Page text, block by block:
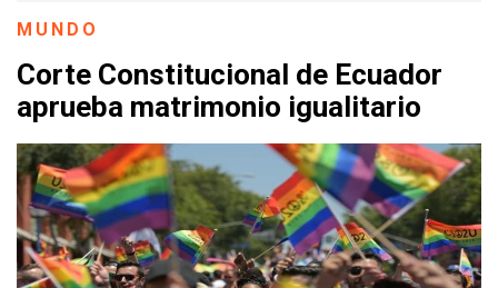
MUNDO
Corte Constitucional de Ecuador
aprueba matrimonio igualitario